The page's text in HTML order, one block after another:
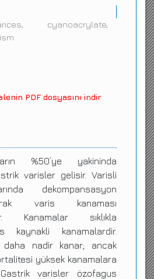
cyanoacrylate,
PDF dosyasını indir
%50’ye yakininda
varisler gelisir. Varisli
dekompansasyon
varis kanaması
Kanamalar sıklıkla
kaynakli kanamalardir.
daha nadir kanar; ancak
yüksek kanamalara
varisler özofagus